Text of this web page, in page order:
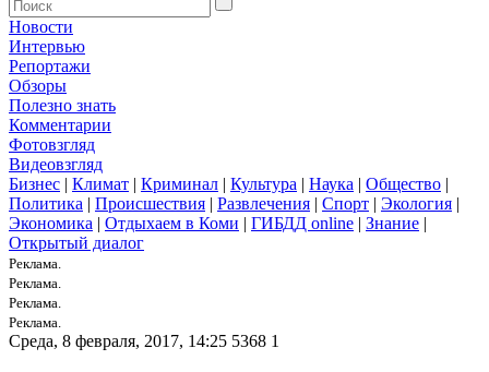
Новости
Интервью
Репортажи
Обзоры
Полезно знать
Комментарии
Фотовзгляд
Видеовзгляд
Бизнес | Климат | Криминал | Культура | Наука | Общество |
Политика | Происшествия | Развлечения | Спорт | Экология |
Экономика | Отдыхаем в Коми | ГИБДД online | Знание |
Открытый диалог
Реклама.
Реклама.
Реклама.
Реклама.
Среда, 8 февраля, 2017, 14:25 5368 1